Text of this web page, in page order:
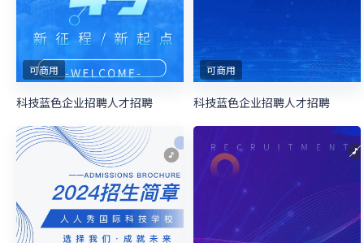
可商用
科技蓝色企业招聘人才招聘
可商用
科技蓝色企业招聘人才招聘